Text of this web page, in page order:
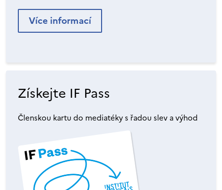
Více informací
Získejte IF Pass
Členskou kartu do mediatéky s řadou slev a výhod